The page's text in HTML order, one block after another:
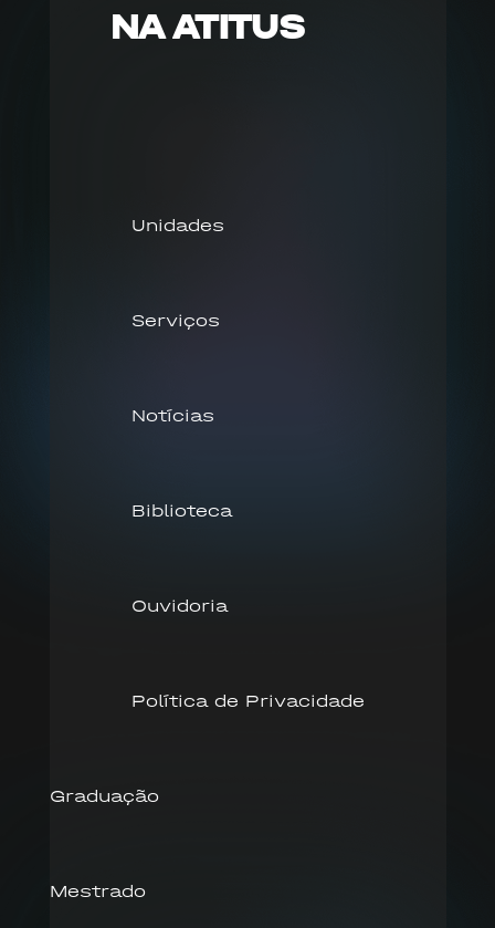
NA ATITUS
Unidades
Serviços
Notícias
Biblioteca
Ouvidoria
Política de Privacidade
Graduação
Mestrado